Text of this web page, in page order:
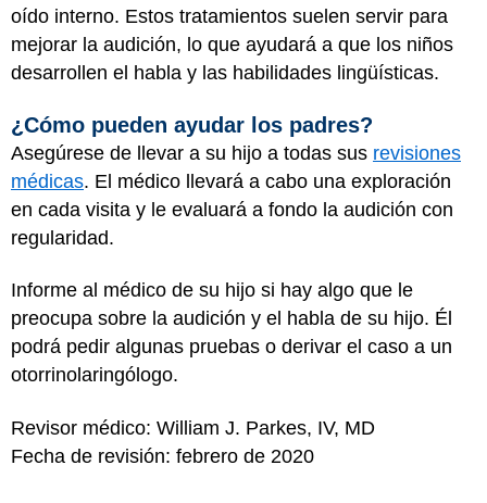
oído interno. Estos tratamientos suelen servir para
mejorar la audición, lo que ayudará a que los niños
desarrollen el habla y las habilidades lingüísticas.
¿Cómo pueden ayudar los padres?
Asegúrese de llevar a su hijo a todas sus revisiones
médicas. El médico llevará a cabo una exploración
en cada visita y le evaluará a fondo la audición con
regularidad.
Informe al médico de su hijo si hay algo que le
preocupa sobre la audición y el habla de su hijo. Él
podrá pedir algunas pruebas o derivar el caso a un
otorrinolaringólogo.
Revisor médico: William J. Parkes, IV, MD
Fecha de revisión: febrero de 2020